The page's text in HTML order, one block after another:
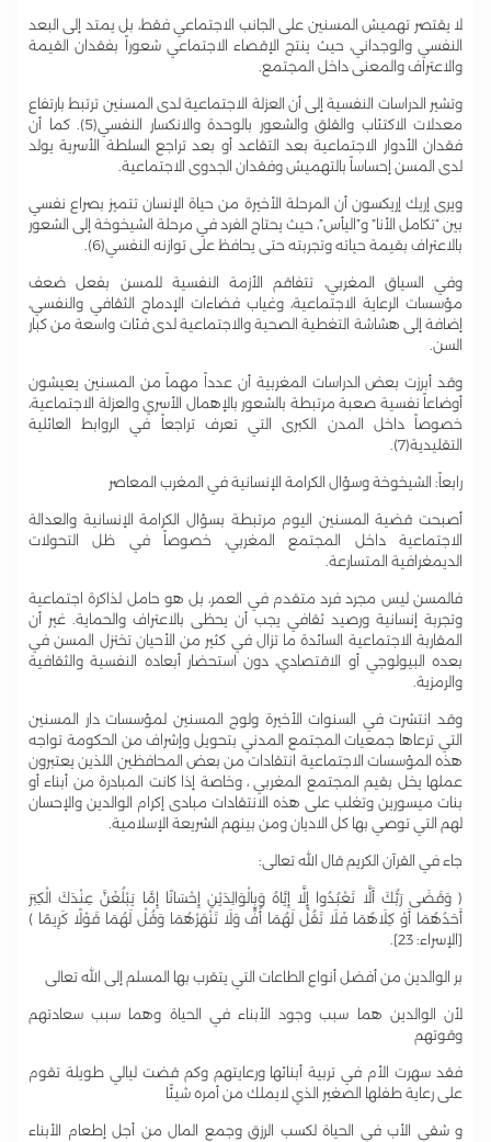
لا يقتصر تهميش المسنين على الجانب الاجتماعي فقط، بل يمتد إلى البعد
النفسي والوجداني، حيث ينتج الإقصاء الاجتماعي شعوراً بفقدان القيمة
والاعتراف والمعنى داخل المجتمع.
وتشير الدراسات النفسية إلى أن العزلة الاجتماعية لدى المسنين ترتبط بارتفاع
معدلات الاكتئاب والقلق والشعور بالوحدة والانكسار النفسي(5). كما أن
فقدان الأدوار الاجتماعية بعد التقاعد أو بعد تراجع السلطة الأسرية يولد
لدى المسن إحساساً بالتهميش وفقدان الجدوى الاجتماعية.
ويرى إريك إريكسون أن المرحلة الأخيرة من حياة الإنسان تتميز بصراع نفسي
بين “تكامل الأنا” و”اليأس”، حيث يحتاج الفرد في مرحلة الشيخوخة إلى الشعور
بالاعتراف بقيمة حياته وتجربته حتى يحافظ على توازنه النفسي(6).
وفي السياق المغربي، تتفاقم الأزمة النفسية للمسن بفعل ضعف
مؤسسات الرعاية الاجتماعية، وغياب فضاءات الإدماج الثقافي والنفسي،
إضافة إلى هشاشة التغطية الصحية والاجتماعية لدى فئات واسعة من كبار
السن.
وقد أبرزت بعض الدراسات المغربية أن عدداً مهماً من المسنين يعيشون
أوضاعاً نفسية صعبة مرتبطة بالشعور بالإهمال الأسري والعزلة الاجتماعية،
خصوصاً داخل المدن الكبرى التي تعرف تراجعاً في الروابط العائلية
التقليدية(7).
رابعاً: الشيخوخة وسؤال الكرامة الإنسانية في المغرب المعاصر
أصبحت قضية المسنين اليوم مرتبطة بسؤال الكرامة الإنسانية والعدالة
الاجتماعية داخل المجتمع المغربي، خصوصاً في ظل التحولات
الديمغرافية المتسارعة.
فالمسن ليس مجرد فرد متقدم في العمر، بل هو حامل لذاكرة اجتماعية
وتجربة إنسانية ورصيد ثقافي يجب أن يحظى بالاعتراف والحماية. غير أن
المقاربة الاجتماعية السائدة ما تزال في كثير من الأحيان تختزل المسن في
بعده البيولوجي أو الاقتصادي، دون استحضار أبعاده النفسية والثقافية
والرمزية.
وقد انتشرت في السنوات الأخيرة ولوج المسنين لمؤسسات دار المسنين
التي ترعاها جمعيات المجتمع المدني بتحويل وإشراف من الحكومة تواجه
هذه المؤسسات الاجتماعية انتقادات من بعض المحافظين اللذين يعتبرون
عملها يخل بقيم المجتمع المغربي ، وخاصة إذا كانت المبادرة من أبناء أو
بنات ميسورين وتغلب على هذه الانتقادات مبادى إكرام الوالدين والإحسان
لهم التي توصي بها كل الاديان ومن بينهم الشريعة الإسلامية.
جاء في القرآن الكريم قال الله تعالى:
﴿ وَقَضَى رَبُّكَ أَلَّا تَعْبُدُوا إِلَّا إِيَّاهُ وَبِالْوَالِدَيْنِ إِحْسَانًا إِمَّا يَبْلُغَنَّ عِنْدَكَ الْكِبَرَ
أَحَدُهُمَا أَوْ كِلَاهُمَا فَلَا تَقُلْ لَهُمَا أُفٍّ وَلَا تَنْهَرْهُمَا وَقُلْ لَهُمَا قَوْلًا كَرِيمًا ﴾
[الإسراء: 23].
بر الوالدين من أفضل أنواع الطاعات التي يتقرب بها المسلم إلى الله تعالى
لأن الوالدين هما سبب وجود الأبناء في الحياة وهما سبب سعادتهم
وقوتهم
فقد سهرت الأم في تربية أبنائها ورعايتهم وكم قضت ليالي طويلة تقوم
على رعاية طفلها الصغير الذي لايملك من أمره شيئًا
و شقي الأب في الحياة لكسب الرزق وجمع المال من أجل إطعام الأبناء